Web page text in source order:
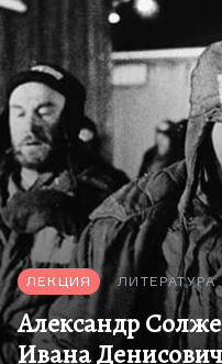
ЛЕКЦИЯ ЛИТЕРАТУРА
Александр
Ивана